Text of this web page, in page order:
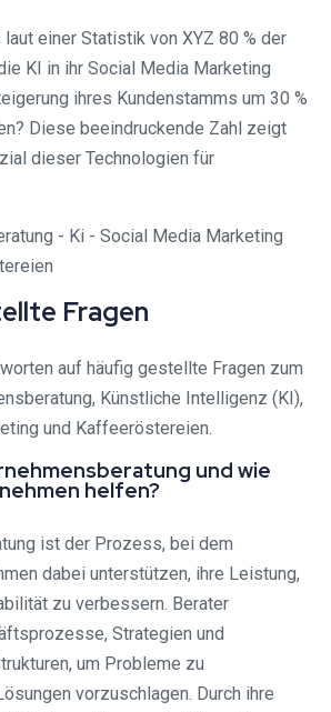
einer Statistik von XYZ 80 % der
KI in ihr Social Media Marketing
ihres Kundenstamms um 30 %
Diese beeindruckende Zahl zeigt
dieser Technologien für
Fragen
auf häufig gestellte Fragen zum
Künstliche Intelligenz (KI),
und Kaffeeröstereien.
und wie
helfen?
ist der Prozess, bei dem
dabei unterstützen, ihre Leistung,
zu verbessern. Berater
Strategien und
um Probleme zu
vorzuschlagen. Durch ihre